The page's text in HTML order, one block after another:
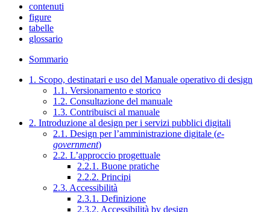
contenuti
figure
tabelle
glossario
Sommario
1. Scopo, destinatari e uso del Manuale operativo di design
1.1. Versionamento e storico
1.2. Consultazione del manuale
1.3. Contribuisci al manuale
2. Introduzione al design per i servizi pubblici digitali
2.1. Design per l’amministrazione digitale (e-
government)
2.2. L’approccio progettuale
2.2.1. Buone pratiche
2.2.2. Principi
2.3. Accessibilità
2.3.1. Definizione
2.3.2. Accessibilità by design